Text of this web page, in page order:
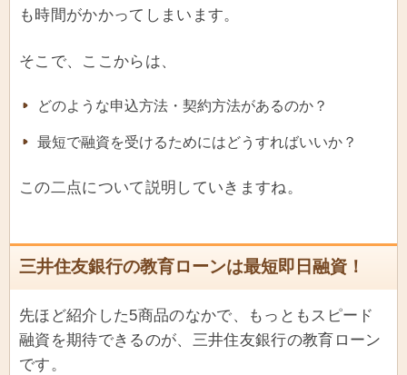
も時間がかかってしまいます。
そこで、ここからは、
どのような申込方法・契約方法があるのか？
最短で融資を受けるためにはどうすればいいか？
この二点について説明していきますね。
三井住友銀行の教育ローンは最短即日融資！
先ほど紹介した5商品のなかで、もっともスピード
融資を期待できるのが、三井住友銀行の教育ローン
です。